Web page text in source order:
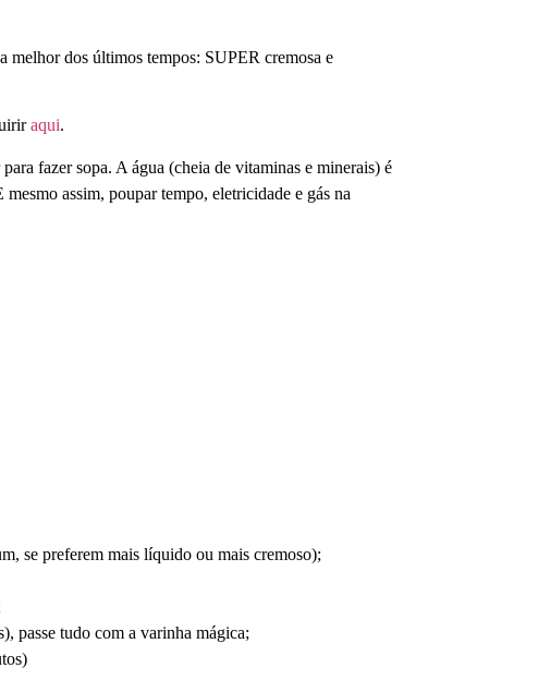
melhor dos últimos tempos: SUPER cremosa e
aqui.
fazer sopa. A água (cheia de vitaminas e minerais) é
assim, poupar tempo, eletricidade e gás na
se preferem mais líquido ou mais cremoso);
passe tudo com a varinha mágica;